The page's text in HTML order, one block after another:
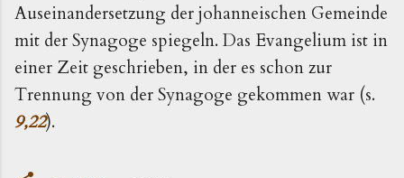
Auseinandersetzung der johanneischen Gemeinde
mit der Synagoge spiegeln. Das Evangelium ist in
einer Zeit geschrieben, in der es schon zur
Trennung von der Synagoge gekommen war (s.
9,22).